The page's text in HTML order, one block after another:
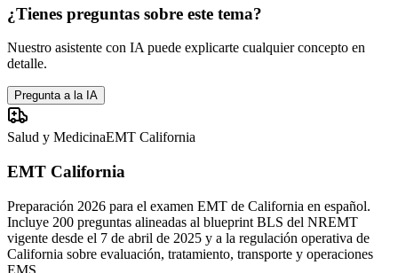
¿Tienes preguntas sobre este tema?
Nuestro asistente con IA puede explicarte cualquier concepto en
detalle.
Pregunta a la IA
Salud y MedicinaEMT California
EMT California
Preparación 2026 para el examen EMT de California en español.
Incluye 200 preguntas alineadas al blueprint BLS del NREMT
vigente desde el 7 de abril de 2025 y a la regulación operativa de
California sobre evaluación, tratamiento, transporte y operaciones
EMS.